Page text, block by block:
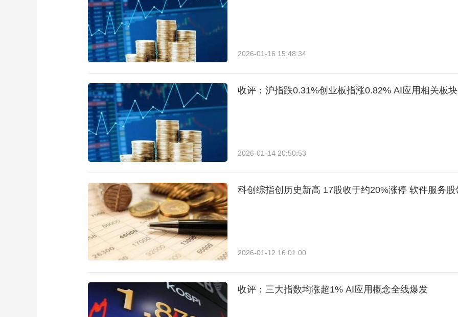
2026-01-16 15:48:34
收评：沪指跌0.31%创业板指涨0.82% AI应用相关板
2026-01-14 20:50:53
科创综指创历史新高 17股收于约20%涨停 软件服务股
2026-01-12 16:01:00
收评：三大指数均涨超1% AI应用概念全线爆发